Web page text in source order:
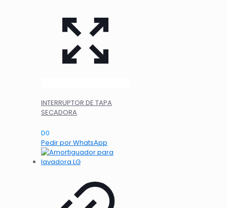
INTERRUPTOR DE TAPA
SECADORA
D0
Pedir por WhatsApp